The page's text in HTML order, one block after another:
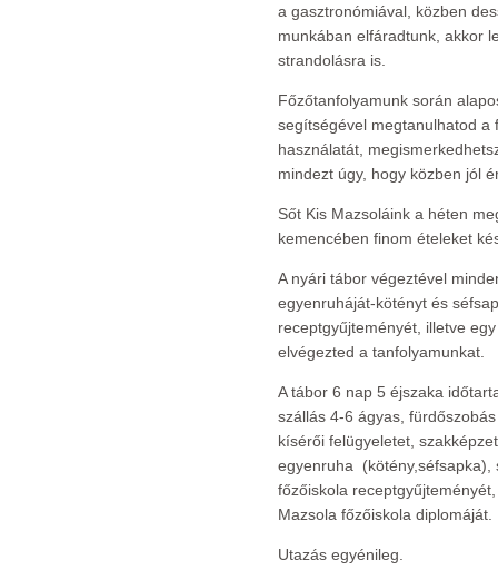
a gasztronómiával, közben
munkában elfáradtunk, akkor
strandolásra is.
Főzőtanfolyamunk során
segítségével megtanulhatod a
használatát,
mindezt úgy, hogy közben jól
Sőt Kis Mazsoláink a héten
kemencében finom ételeket
A nyári tábor végeztével
egyenruháját-kötényt és
receptgyűjteményét, illetve
elvégezted a tanfolyamunkat.
A tábor 6 nap 5 éjszaka
szállás 4-6 ágyas,
kísérői felügyeletet,
egyenruha (kötény,séfsapka),
főzőiskola
Mazsola főzőiskola diplomáját.
Utazás egyénileg.